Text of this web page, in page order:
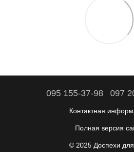
095 155-37-98 097
Контактная
Полная версия
© 2025 Доспехи для